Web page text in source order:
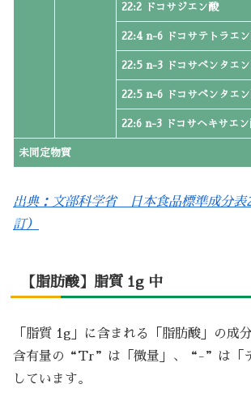
22:2 ドコサジエン酸
22:4 n-6 ドコサテトラエ
22:5 n-3 ドコサペンタエ
22:5 n-6 ドコサペンタエ
22:6 n-3 ドコサヘキサエ
未同定物質
出典：文部科学省 日本食品標準成分表
訂）
【脂肪酸】脂質 1g 中
「脂質 1g」に含まれる「脂肪酸」の成
含有量の“Tr”は「微量」、“-”は「
しています。